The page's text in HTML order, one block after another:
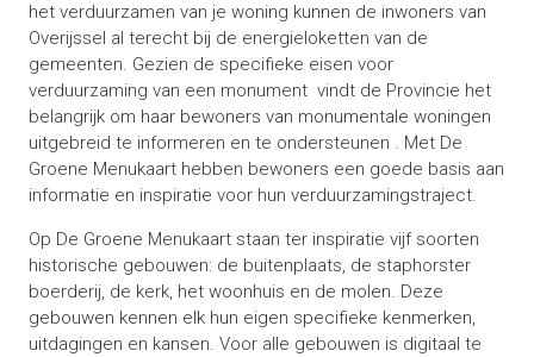
het verduurzamen van je woning kunnen de inwoners van
Overijssel al terecht bij de energieloketten van de
gemeenten. Gezien de specifieke eisen voor
verduurzaming van een monument vindt de Provincie het
belangrijk om haar bewoners van monumentale woningen
uitgebreid te informeren en te ondersteunen . Met De
Groene Menukaart hebben bewoners een goede basis aan
informatie en inspiratie voor hun verduurzamingstraject.
Op De Groene Menukaart staan ter inspiratie vijf soorten
historische gebouwen: de buitenplaats, de staphorster
boerderij, de kerk, het woonhuis en de molen. Deze
gebouwen kennen elk hun eigen specifieke kenmerken,
uitdagingen en kansen. Voor alle gebouwen is digitaal te